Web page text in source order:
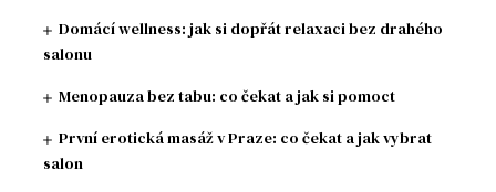
Domácí wellness: jak si dopřát relaxaci bez drahého
salonu
Menopauza bez tabu: co čekat a jak si pomoct
První erotická masáž v Praze: co čekat a jak vybrat
salon